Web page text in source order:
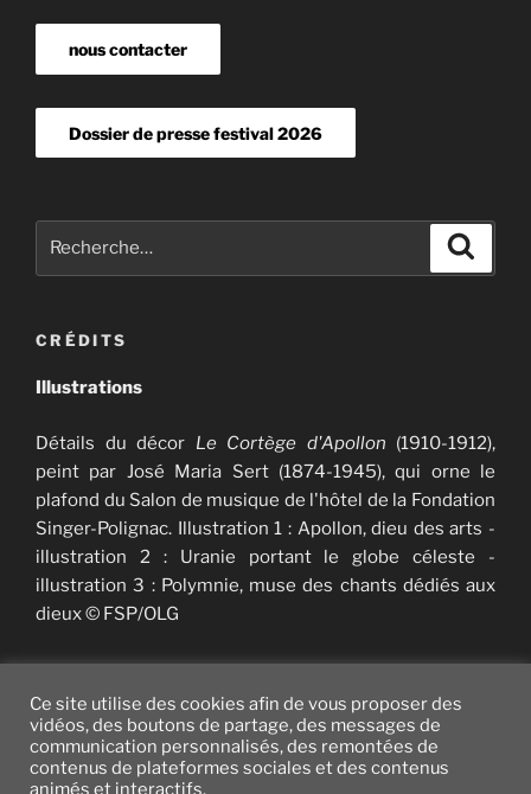
nous contacter
Dossier de presse festival 2026
CRÉDITS
Illustrations
Détails du décor Le Cortège d'Apollon (1910-1912),
peint par José Maria Sert (1874-1945), qui orne le
plafond du Salon de musique de l'hôtel de la Fondation
Singer-Polignac. Illustration 1 : Apollon, dieu des arts -
illustration 2 : Uranie portant le globe céleste -
illustration 3 : Polymnie, muse des chants dédiés aux
dieux © FSP/OLG
Twitter facebookvimeo instagramYouTube
Ce site utilise des cookies afin de vous proposer des
vidéos, des boutons de partage, des messages de
communication personnalisés, des remontées de
contenus de plateformes sociales et des contenus
animés et interactifs.